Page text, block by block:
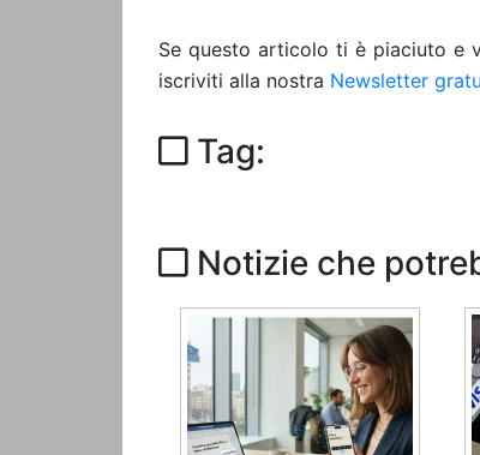
Se questo articolo ti è piaciuto e
iscriviti alla nostra Newsletter
Tag:
Notizie che